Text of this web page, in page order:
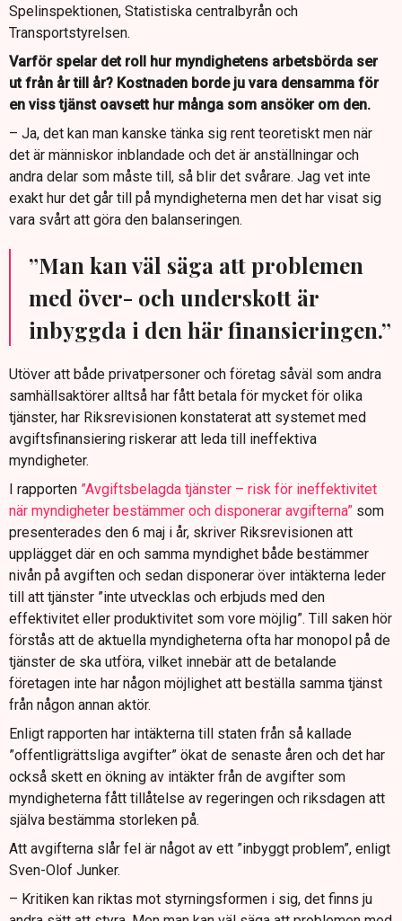
Spelinspektionen, Statistiska centralbyrån och
Transportstyrelsen.
Varför spelar det roll hur myndighetens arbetsbörda ser
ut från år till år? Kostnaden borde ju vara densamma för
en viss tjänst oavsett hur många som ansöker om den.
– Ja, det kan man kanske tänka sig rent teoretiskt men när
det är människor inblandade och det är anställningar och
andra delar som måste till, så blir det svårare. Jag vet inte
exakt hur det går till på myndigheterna men det har visat sig
vara svårt att göra den balanseringen.
”Man kan väl säga att problemen
med över- och underskott är
inbyggda i den här finansieringen.”
Utöver att både privatpersoner och företag såväl som andra
samhällsaktörer alltså har fått betala för mycket för olika
tjänster, har Riksrevisionen konstaterat att systemet med
avgiftsfinansiering riskerar att leda till ineffektiva
myndigheter.
I rapporten ”Avgiftsbelagda tjänster – risk för ineffektivitet
när myndigheter bestämmer och disponerar avgifterna” som
presenterades den 6 maj i år, skriver Riksrevisionen att
upplägget där en och samma myndighet både bestämmer
nivån på avgiften och sedan disponerar över intäkterna leder
till att tjänster ”inte utvecklas och erbjuds med den
effektivitet eller produktivitet som vore möjlig”. Till saken hör
förstås att de aktuella myndigheterna ofta har monopol på de
tjänster de ska utföra, vilket innebär att de betalande
företagen inte har någon möjlighet att beställa samma tjänst
från någon annan aktör.
Enligt rapporten har intäkterna till staten från så kallade
”offentligrättsliga avgifter” ökat de senaste åren och det har
också skett en ökning av intäkter från de avgifter som
myndigheterna fått tillåtelse av regeringen och riksdagen att
själva bestämma storleken på.
Att avgifterna slår fel är något av ett ”inbyggt problem”, enligt
Sven-Olof Junker.
– Kritiken kan riktas mot styrningsformen i sig, det finns ju